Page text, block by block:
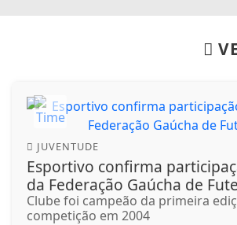
JUVENTUDE
Esportivo confirma
da Federação Gaúcha de
Clube foi campeão da primeira
competição em 2004